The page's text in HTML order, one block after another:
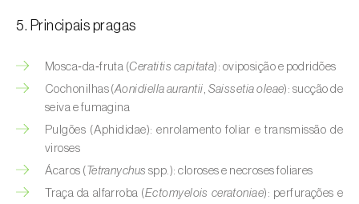
Batata (
Begónia (Hillebrandia sandwicensis e
Begonia spp.)
Beringela (
Beterraba (Beta spp.)
5. Principais pragas
Mosca‑da‑fruta (Ceratitis capitata): oviposição e podridões
Cochonilhas (Aonidiella aurantii, Saissetia oleae): sucção de
seiva e fumagina
Pulgões (Aphididae): enrolamento foliar e transmissão de
viroses
Ácaros ( Tetranychus spp.): cloroses e necroses foliares
Traça da alfarroba (Ectomyelois ceratoniae): perfurações e